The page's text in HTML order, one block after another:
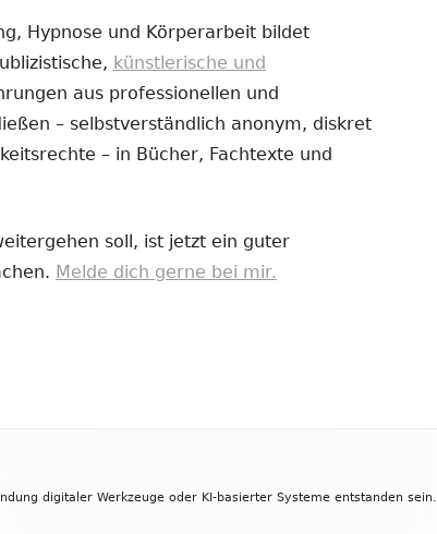
Hypnose und Körperarbeit bildet
künstlerische und
aus professionellen und
– selbstverständlich anonym, diskret
– in Bücher, Fachtexte und
soll, ist jetzt ein guter
Melde dich gerne bei mir.
digitaler Werkzeuge oder KI-basierter Systeme entstanden sein.